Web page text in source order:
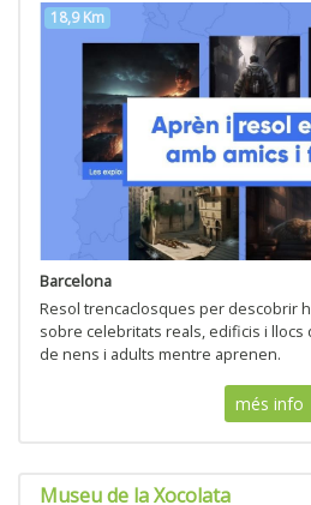
18,9 Km
Barcelona
Resol trencaclosques per descobrir
sobre celebritats reals, edificis i
de nens i adults mentre aprenen.
més info
Museu de la Xocolata